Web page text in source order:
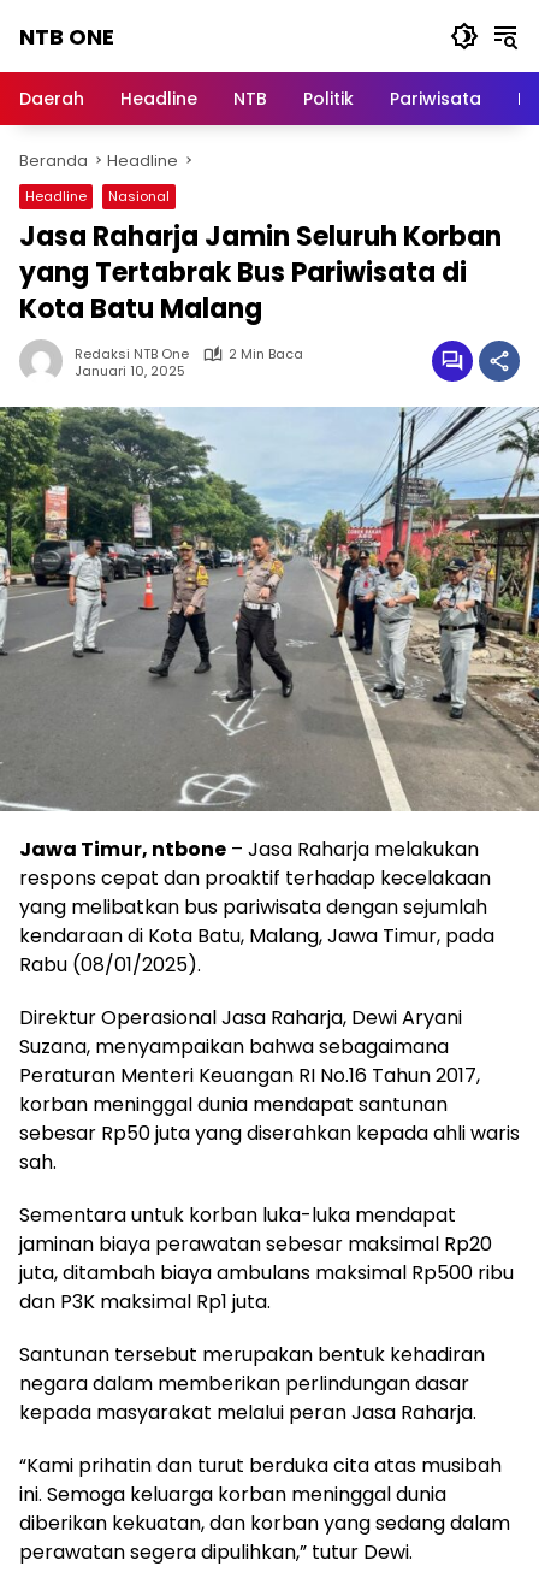
NTB ONE
dan
Berita
Lombok
Daerah Headline NTB Politik Pariwisata
Beranda Headline
Headline Nasional
Jasa Raharja Jamin Seluruh Korban
yang Tertabrak Bus Pariwisata di
Kota Batu Malang
Redaksi NTB One
2 Min Baca
Januari 10, 2025
Jawa Timur, ntbone – Jasa Raharja melakukan
respons cepat dan proaktif terhadap kecelakaan
yang melibatkan bus pariwisata dengan sejumlah
kendaraan di Kota Batu, Malang, Jawa Timur, pada
Rabu (08/01/2025).
Direktur Operasional Jasa Raharja, Dewi Aryani
Suzana, menyampaikan bahwa sebagaimana
Peraturan Menteri Keuangan RI No.16 Tahun 2017,
korban meninggal dunia mendapat santunan
sebesar Rp50 juta yang diserahkan kepada ahli waris
sah.
Sementara untuk korban luka-luka mendapat
jaminan biaya perawatan sebesar maksimal Rp20
juta, ditambah biaya ambulans maksimal Rp500 ribu
dan P3K maksimal Rp1 juta.
Santunan tersebut merupakan bentuk kehadiran
negara dalam memberikan perlindungan dasar
kepada masyarakat melalui peran Jasa Raharja.
“Kami prihatin dan turut berduka cita atas musibah
ini. Semoga keluarga korban meninggal dunia
diberikan kekuatan, dan korban yang sedang dalam
perawatan segera dipulihkan,” tutur Dewi.